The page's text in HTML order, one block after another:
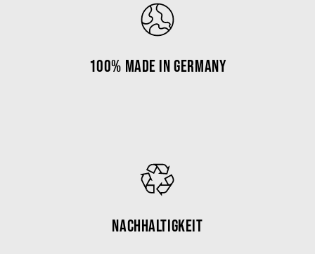
100% Made in Germany
Nachhaltigkeit